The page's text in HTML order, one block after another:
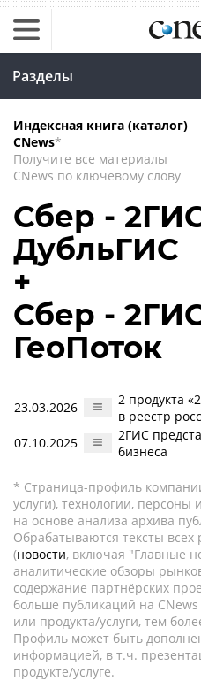
Разделы
Индексная книга (каталог)
CNews*
Получите все материалы
CNews по ключевому слову
Сбер -
ДубльГИС
+
Сбер -
ГеоПоток
23.03.2026
2 продукта
в реестр
07.10.2025
2ГИС
бизнеса
* Страница-профиль
услуги), технологии, персоны
на основе анализа архива
Обрабатываются тексты
(новости, включая "Главные
аналитические обзоры
содержание партнёрских
больше публикаций на
или продукта/услуги, тем
Профиль может быть
информацией, в т.ч.
продукте/услуге.